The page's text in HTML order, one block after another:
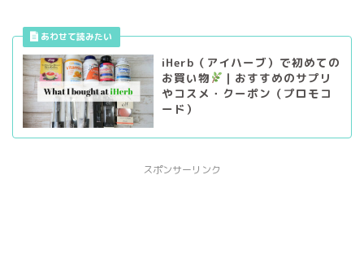
iHerb（アイハーブ）で初めての
お買い物
｜おすすめのサプリ
やコスメ・クーポン（プロモコ
ード）
スポンサーリンク